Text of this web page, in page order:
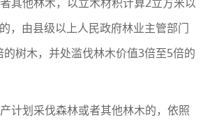
他林木，以立木材积计算2立方米以
，由县级以上人民政府林业主管部门
树木，并处滥伐林木价值3倍至5倍的
划采伐森林或者其他林木的，依照